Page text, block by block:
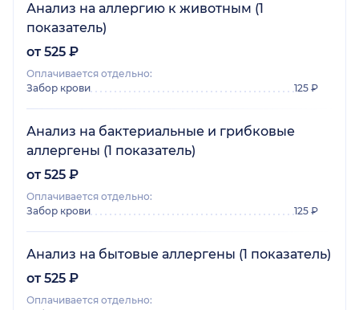
Анализ на аллергию к животным (1
показатель)
от 525 ₽
Оплачивается отдельно:
Забор крови
125 ₽
Анализ на бактериальные и грибковые
аллергены (1 показатель)
от 525 ₽
Оплачивается отдельно:
Забор крови
125 ₽
Анализ на бытовые аллергены (1 показатель)
от 525 ₽
Оплачивается отдельно: